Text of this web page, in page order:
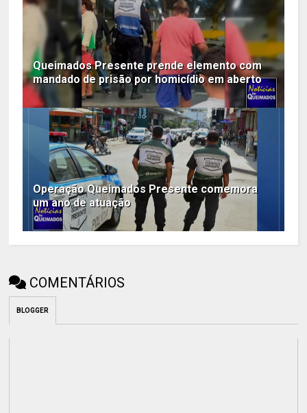
Queimados Presente prende elemento com
mandado de prisão por homicídio em aberto
Operação Queimados Presente comemora
um ano de atuação
COMENTÁRIOS
BLOGGER